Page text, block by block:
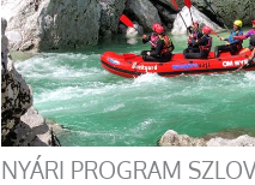
NYÁRI PROGRAM